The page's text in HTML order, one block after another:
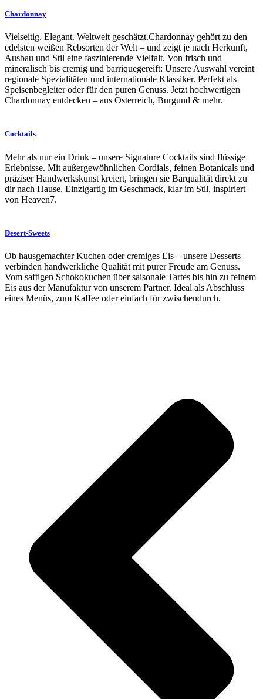
Chardonnay
Vielseitig. Elegant. Weltweit geschätzt.Chardonnay gehört zu den
edelsten weißen Rebsorten der Welt – und zeigt je nach Herkunft,
Ausbau und Stil eine faszinierende Vielfalt. Von frisch und
mineralisch bis cremig und barriquegereift: Unsere Auswahl vereint
regionale Spezialitäten und internationale Klassiker. Perfekt als
Speisenbegleiter oder für den puren Genuss. Jetzt hochwertigen
Chardonnay entdecken – aus Österreich, Burgund & mehr.
Cocktails
Mehr als nur ein Drink – unsere Signature Cocktails sind flüssige
Erlebnisse. Mit außergewöhnlichen Cordials, feinen Botanicals und
präziser Handwerkskunst kreiert, bringen sie Barqualität direkt zu
dir nach Hause. Einzigartig im Geschmack, klar im Stil, inspiriert
von Heaven7.
Desert-Sweets
Ob hausgemachter Kuchen oder cremiges Eis – unsere Desserts
verbinden handwerkliche Qualität mit purer Freude am Genuss.
Vom saftigen Schokokuchen über saisonale Tartes bis hin zu feinem
Eis aus der Manufaktur von unserem Partner. Ideal als Abschluss
eines Menüs, zum Kaffee oder einfach für zwischendurch.